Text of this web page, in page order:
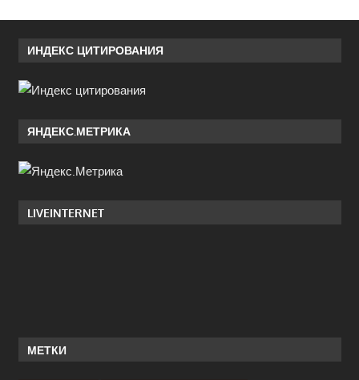
ИНДЕКС ЦИТИРОВАНИЯ
ЯНДЕКС.МЕТРИКА
LIVEINTERNET
МЕТКИ